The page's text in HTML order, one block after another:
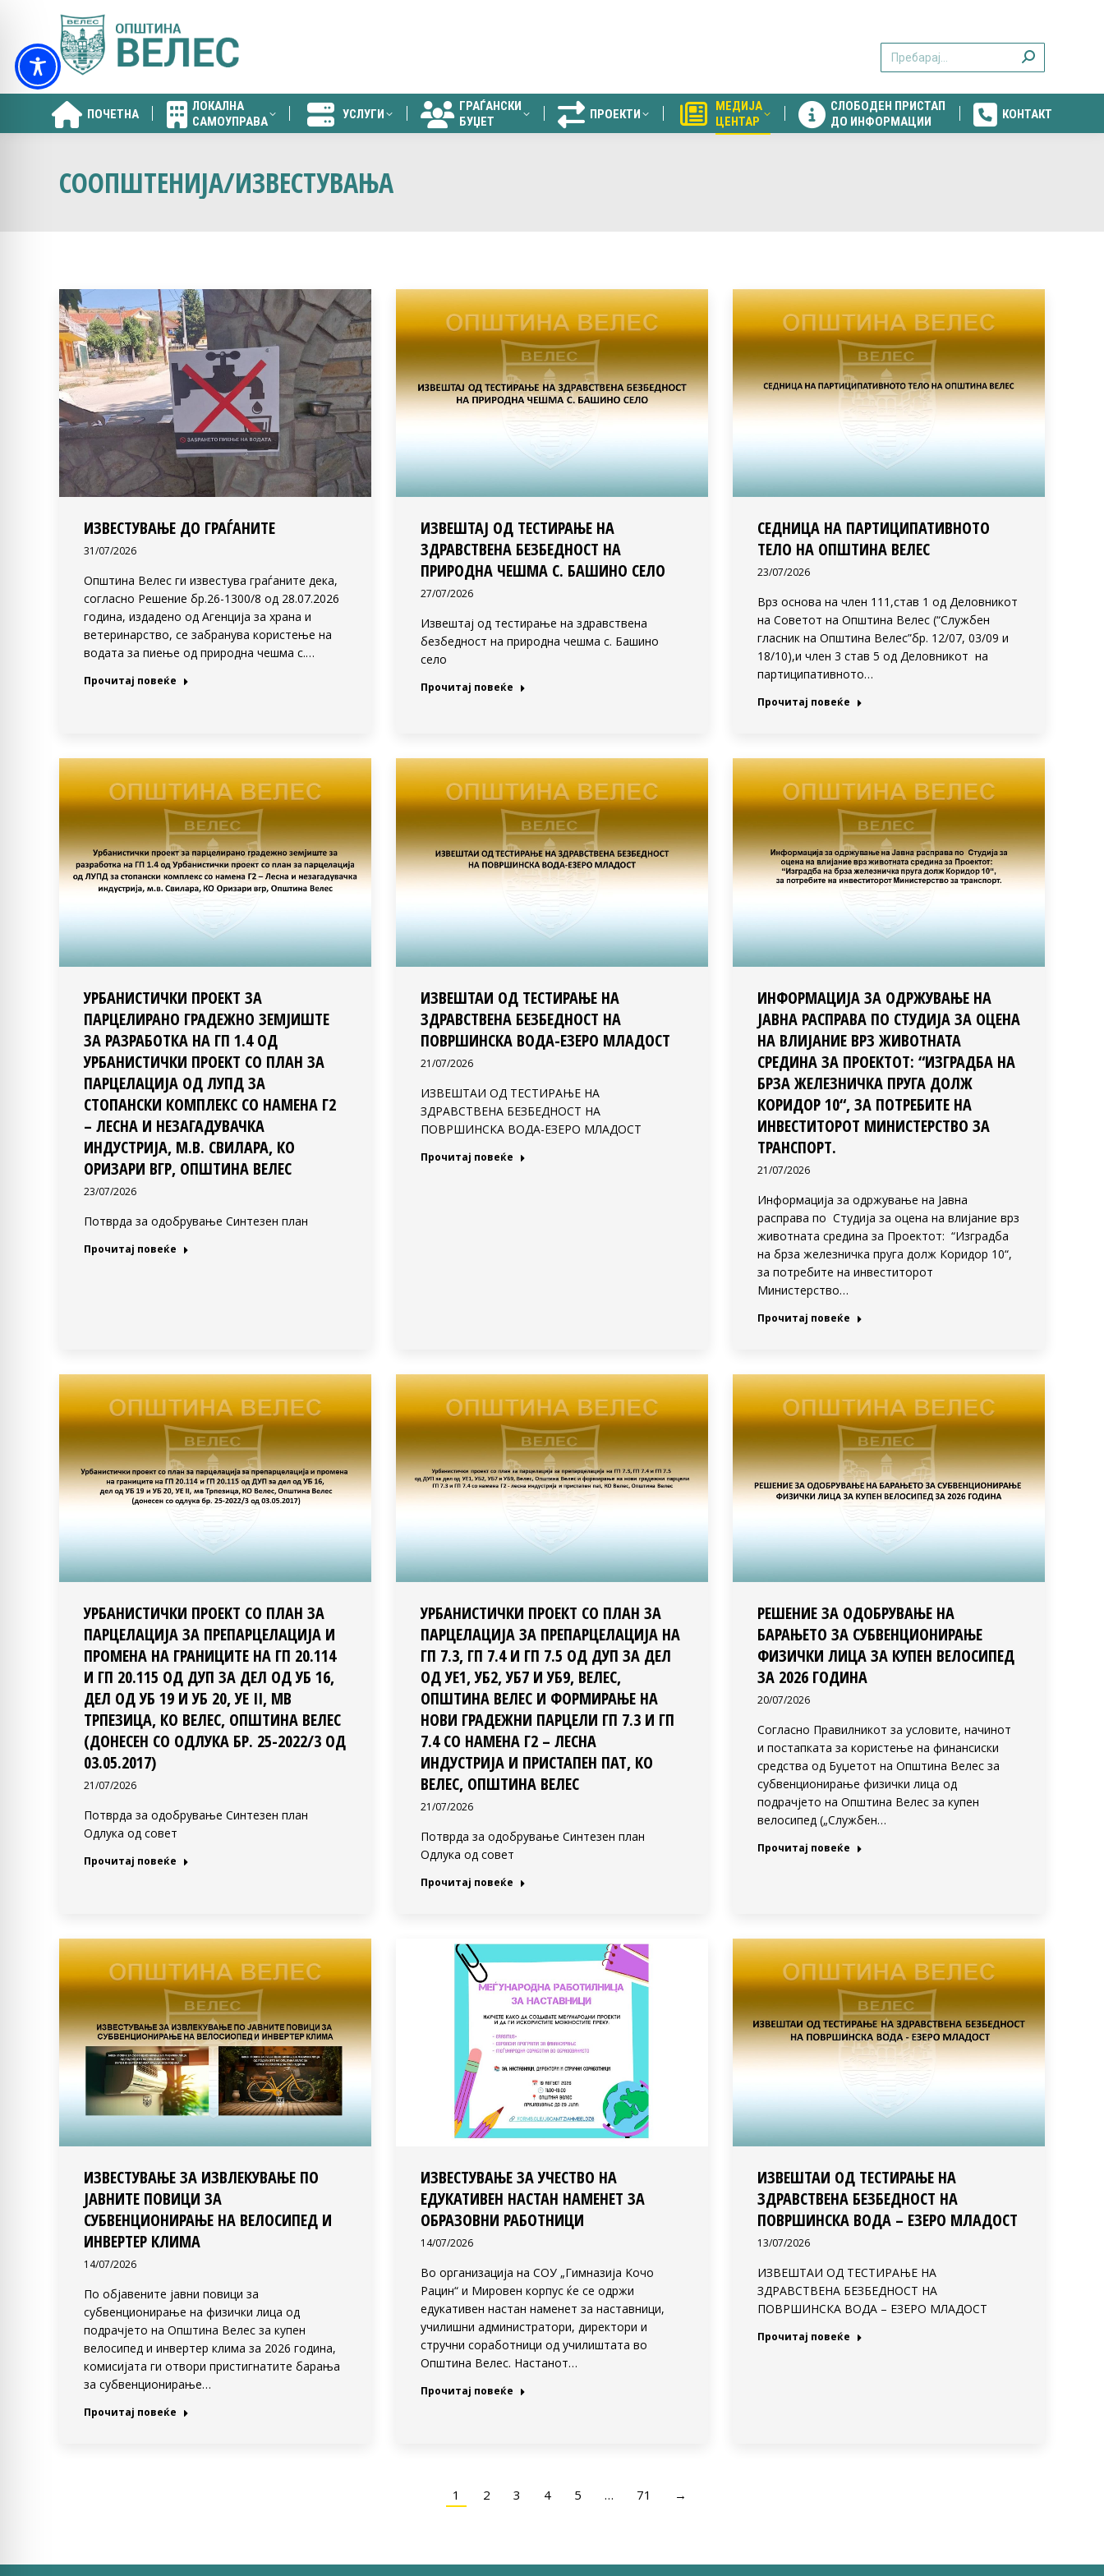
ПОЧЕТНА
ЛОКАЛНА
САМОУПРАВА
УСЛУГИ
ГРАЃАНСКИ
БУЏЕТ
ПРОЕКТИ
МЕДИЈА
ЦЕНТАР
СЛОБОДЕН ПРИСТАП
ДО ИНФОРМАЦИИ
КОНТАКТ
СООПШТЕНИЈА/ИЗВЕСТУВАЊА
ИЗВЕСТУВАЊЕ ДО ГРАЃАНИТЕ
31/07/2026
Општина Велес ги известува граѓаните дека,
согласно Решение бр.26-1300/8 од 28.07.2026
година, издадено од Агенција за храна и
ветеринарство, се забранува користење на
водата за пиење од природна чешма с.…
Прочитај повеќе
ИЗВЕШТАЈ ОД ТЕСТИРАЊЕ НА
ЗДРАВСТВЕНА БЕЗБЕДНОСТ НА
ПРИРОДНА ЧЕШМА С. БАШИНО СЕЛО
27/07/2026
Извештај од тестирање на здравствена
безбедност на природна чешма с. Башино
село
Прочитај повеќе
СЕДНИЦА НА ПАРТИЦИПАТИВНОТО
ТЕЛО НА ОПШТИНА ВЕЛЕС
23/07/2026
Врз основа на член 111,став 1 од Деловникот
на Советот на Општина Велес (“Службен
гласник на Општина Велес”бр. 12/07, 03/09 и
18/10),и член 3 став 5 од Деловникот на
партиципативното…
Прочитај повеќе
УРБАНИСТИЧКИ ПРОЕКТ ЗА
ПАРЦЕЛИРАНО ГРАДЕЖНО ЗЕМЈИШТЕ
ЗА РАЗРАБОТКА НА ГП 1.4 ОД
УРБАНИСТИЧКИ ПРОЕКТ СО ПЛАН ЗА
ПАРЦЕЛАЦИЈА ОД ЛУПД ЗА
СТОПАНСКИ КОМПЛЕКС СО НАМЕНА Г2
– ЛЕСНА И НЕЗАГАДУВАЧКА
ИНДУСТРИЈА, М.В. СВИЛАРА, КО
ОРИЗАРИ ВГР, ОПШТИНА ВЕЛЕС
23/07/2026
Потврда за одобрување Синтезен план
Прочитај повеќе
ИЗВЕШТАИ ОД ТЕСТИРАЊЕ НА
ЗДРАВСТВЕНА БЕЗБЕДНОСТ НА
ПОВРШИНСКА ВОДА-ЕЗЕРО МЛАДОСТ
21/07/2026
ИЗВЕШТАИ ОД ТЕСТИРАЊЕ НА
ЗДРАВСТВЕНА БЕЗБЕДНОСТ НА
ПОВРШИНСКА ВОДА-ЕЗЕРО МЛАДОСТ
Прочитај повеќе
ИНФОРМАЦИЈА ЗА ОДРЖУВАЊЕ НА
ЈАВНА РАСПРАВА ПО СТУДИЈА ЗА ОЦЕНА
НА ВЛИЈАНИЕ ВРЗ ЖИВОТНАТА
СРЕДИНА ЗА ПРОЕКТОТ: “ИЗГРАДБА НА
БРЗА ЖЕЛЕЗНИЧКА ПРУГА ДОЛЖ
КОРИДОР 10“, ЗА ПОТРЕБИТЕ НА
ИНВЕСТИТОРОТ МИНИСТЕРСТВО ЗА
ТРАНСПОРТ.
21/07/2026
Информација за одржување на Јавна
расправа по Студија за оцена на влијание врз
животната средина за Проектот: “Изградба
на брза железничка пруга долж Коридор 10“,
за потребите на инвеститорот
Министерство…
Прочитај повеќе
УРБАНИСТИЧКИ ПРОЕКТ СО ПЛАН ЗА
ПАРЦЕЛАЦИЈА ЗА ПРЕПАРЦЕЛАЦИЈА И
ПРОМЕНА НА ГРАНИЦИТЕ НА ГП 20.114
И ГП 20.115 ОД ДУП ЗА ДЕЛ ОД УБ 16,
ДЕЛ ОД УБ 19 И УБ 20, УЕ II, МВ
ТРПЕЗИЦА, КО ВЕЛЕС, ОПШТИНА ВЕЛЕС
(ДОНЕСЕН СО ОДЛУКА БР. 25-2022/3 ОД
03.05.2017)
21/07/2026
Потврда за одобрување Синтезен план
Одлука од совет
Прочитај повеќе
УРБАНИСТИЧКИ ПРОЕКТ СО ПЛАН ЗА
ПАРЦЕЛАЦИЈА ЗА ПРЕПАРЦЕЛАЦИЈА НА
ГП 7.3, ГП 7.4 И ГП 7.5 ОД ДУП ЗА ДЕЛ
ОД УЕ1, УБ2, УБ7 И УБ9, ВЕЛЕС,
ОПШТИНА ВЕЛЕС И ФОРМИРАЊЕ НА
НОВИ ГРАДЕЖНИ ПАРЦЕЛИ ГП 7.3 И ГП
7.4 СО НАМЕНА Г2 – ЛЕСНА
ИНДУСТРИЈА И ПРИСТАПЕН ПАТ, КО
ВЕЛЕС, ОПШТИНА ВЕЛЕС
21/07/2026
Потврда за одобрување Синтезен план
Одлука од совет
Прочитај повеќе
РЕШЕНИЕ ЗА ОДОБРУВАЊЕ НА
БАРАЊЕТО ЗА СУБВЕНЦИОНИРАЊЕ
ФИЗИЧКИ ЛИЦА ЗА КУПЕН ВЕЛОСИПЕД
ЗА 2026 ГОДИНА
20/07/2026
Согласно Правилникот за условите, начинот
и постапката за користење на финансиски
средства од Буџетот на Општина Велес за
субвенционирање физички лица од
подрачјето на Општина Велес за купен
велосипед („Службен…
Прочитај повеќе
ИЗВЕСТУВАЊЕ ЗА ИЗВЛЕКУВАЊЕ ПО
ЈАВНИТЕ ПОВИЦИ ЗА
СУБВЕНЦИОНИРАЊЕ НА ВЕЛОСИПЕД И
ИНВЕРТЕР КЛИМА
14/07/2026
По објавените јавни повици за
субвенционирање на физички лица од
подрачјето на Општина Велес за купен
велосипед и инвертер клима за 2026 година,
комисијата ги отвори пристигнатите барања
за субвенционирање…
Прочитај повеќе
ИЗВЕСТУВАЊЕ ЗА УЧЕСТВО НА
ЕДУКАТИВЕН НАСТАН НАМЕНЕТ ЗА
ОБРАЗОВНИ РАБОТНИЦИ
14/07/2026
Во организација на СОУ „Гимназија Koчо
Рацин“ и Мировен корпус ќе се одржи
едукативен настан наменет за наставници,
училишни администратори, директори и
стручни соработници од училиштата во
Општина Велес. Настанот…
Прочитај повеќе
ИЗВЕШТАИ ОД ТЕСТИРАЊЕ НА
ЗДРАВСТВЕНА БЕЗБЕДНОСТ НА
ПОВРШИНСКА ВОДА – ЕЗЕРО МЛАДОСТ
13/07/2026
ИЗВЕШТАИ ОД ТЕСТИРАЊЕ НА
ЗДРАВСТВЕНА БЕЗБЕДНОСТ НА
ПОВРШИНСКА ВОДА – ЕЗЕРО МЛАДОСТ
Прочитај повеќе
1 2 3 4 5 … 71 →
ПОЧЕТНА